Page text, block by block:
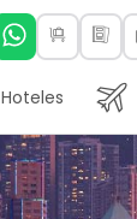
Hoteles